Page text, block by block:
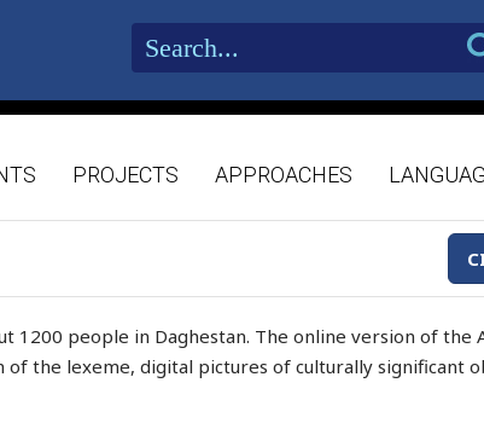
PROJECTS APPROACHES
1200 people in Daghestan. The online version of the
the lexeme, digital pictures of culturally significant